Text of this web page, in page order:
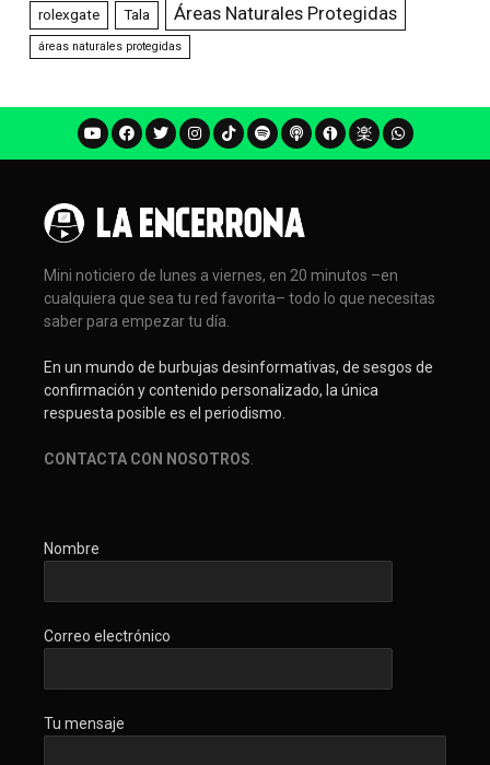
rolexgate Tala Áreas Naturales Protegidas
áreas naturales protegidas
Mini noticiero de lunes a viernes, en 20 minutos –en
cualquiera que sea tu red favorita– todo lo que necesitas
saber para empezar tu día.
En un mundo de burbujas desinformativas, de sesgos de
confirmación y contenido personalizado, la única
respuesta posible es el periodismo.
CONTACTA CON NOSOTROS
Nombre
Correo electrónico
Tu mensaje